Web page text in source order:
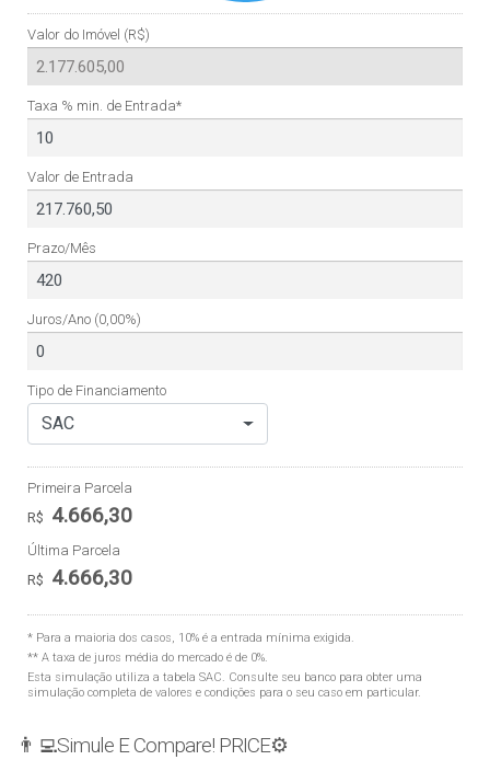
Valor do Imóvel (R$)
Taxa % min. de Entrada*
Valor de Entrada
Prazo/Mês
Juros/Ano (0,00%)
Tipo de Financiamento
SAC
Primeira Parcela
R$ 4.666,30
Última Parcela
R$ 4.666,30
* Para a maioria dos casos, 10% é a entrada mínima exigida.
** A taxa de juros média do mercado é de 0%.
Esta simulação utiliza a tabela SAC. Consulte seu banco para obter uma
simulação completa de valores e condições para o seu caso em particular.
👨‍💻Simule E Compare! PRICE⚙️